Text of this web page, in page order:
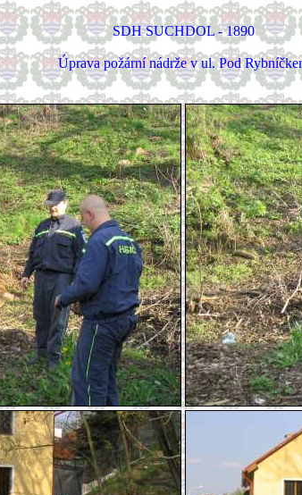
SDH SUCHDOL - 1890
Úprava požární nádrže v ul. Pod